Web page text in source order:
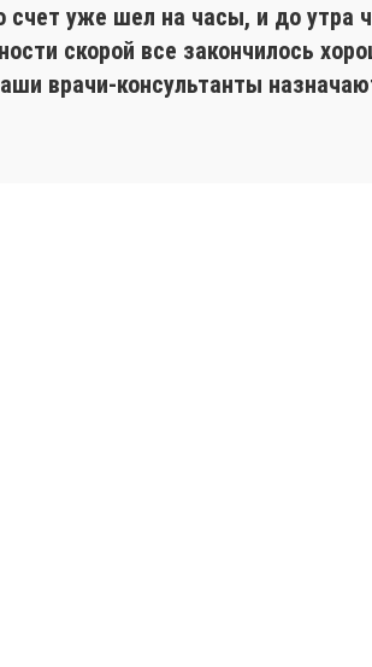
счет уже шел на часы, и до утра
скорой все закончилось
врачи-консультанты